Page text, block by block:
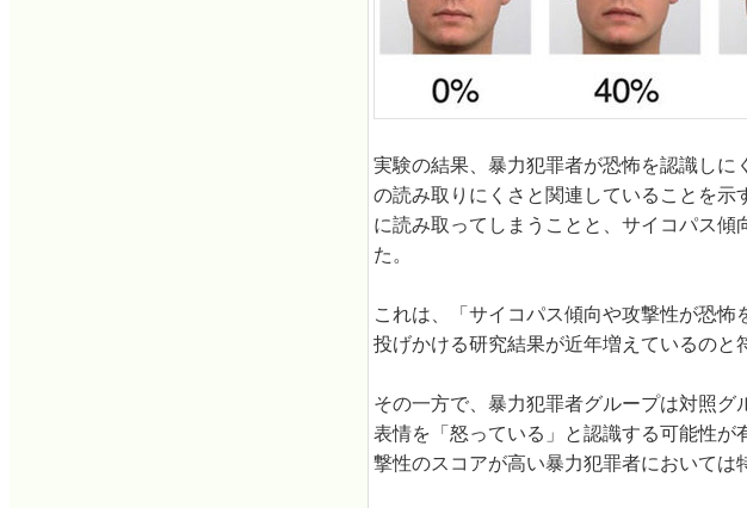
実験の結果、暴力犯罪者が恐怖を認識し
の読み取りにくさと関連していることを
に読み取ってしまうことと、サイコパス
た。
これは、「サイコパス傾向や攻撃性が恐
投げかける研究結果が近年増えているのと
その一方で、暴力犯罪者グループは対照
表情を「怒っている」と認識する可能性
撃性のスコアが高い暴力犯罪者においては